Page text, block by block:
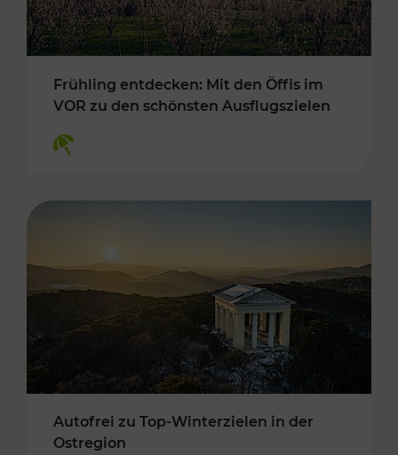
Frühling entdecken: Mit den Öffis im
VOR zu den schönsten Ausflugszielen
Autofrei zu Top-Winterzielen in der
Ostregion